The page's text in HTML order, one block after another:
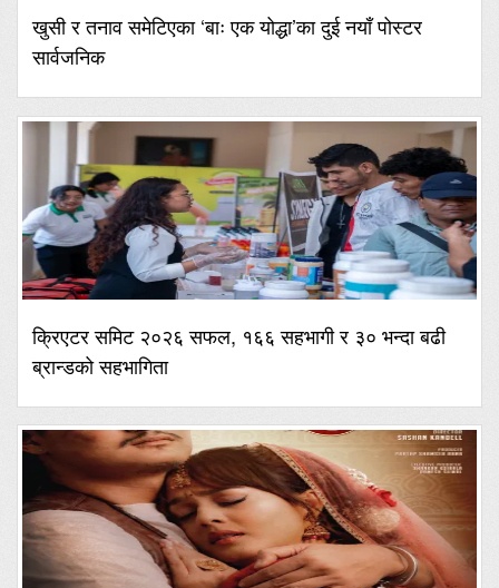
खुसी र तनाव समेटिएका ‘बाः एक योद्धा’का दुई नयाँ पोस्टर
सार्वजनिक
क्रिएटर समिट २०२६ सफल, १६६ सहभागी र ३० भन्दा बढी
ब्रान्डको सहभागिता